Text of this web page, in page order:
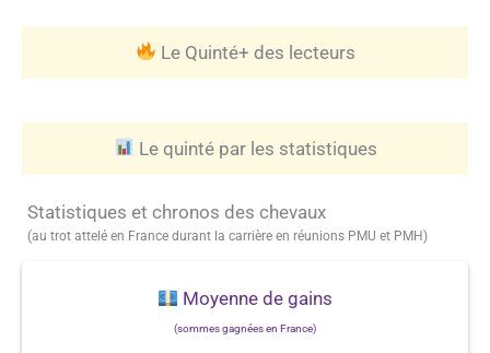
Le Quinté+ des lecteurs
Le quinté par les statistiques
Statistiques et chronos des chevaux
(au trot attelé en France durant la carrière en réunions PMU et PMH)
Moyenne de gains
(sommes gagnées en France)